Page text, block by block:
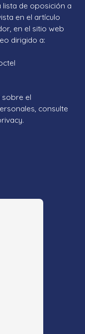
de oposición a
en el artículo
en el sitio web
dirigido a:
el
consulte